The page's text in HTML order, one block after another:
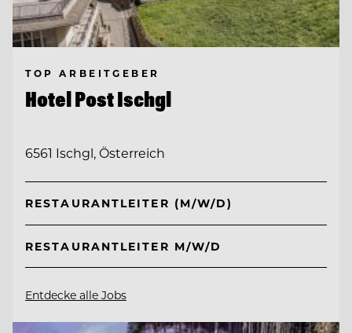
TOP ARBEITGEBER
Hotel Post Ischgl
6561 Ischgl, Österreich
RESTAURANTLEITER (M/W/D)
RESTAURANTLEITER M/W/D
Entdecke alle Jobs